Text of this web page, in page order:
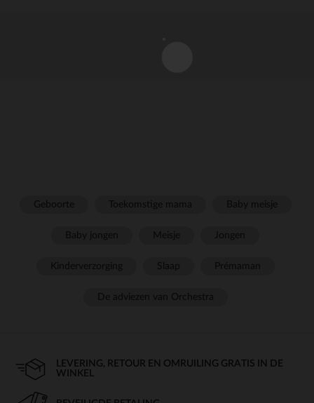
LEVERING, RETOUR EN OMRUILING GRATIS IN DE
WINKEL